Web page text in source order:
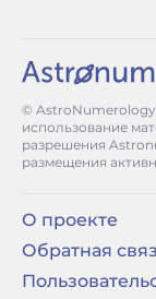
© AstroNumerology
использование
разрешения
размещения
О проекте
Обратная